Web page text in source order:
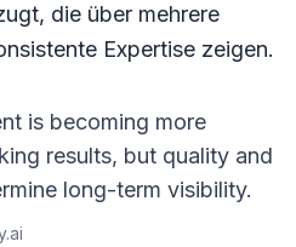
die über mehrere
Expertise zeigen.
is becoming more
results, but quality and
long-term visibility.